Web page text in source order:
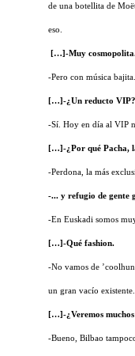
de una botellita de
eso.
[…]-Muy
-Pero con música
[…]-¿Un reducto VIP?
-Sí. Hoy en día al VIP
[…]-¿Por qué Pacha,
-Perdona, la más
-... y refugio de gente
-En Euskadi somos
[…]-Qué fashion.
-No vamos de
un gran vacío existente.
[…]-¿Veremos
-Bueno, Bilbao